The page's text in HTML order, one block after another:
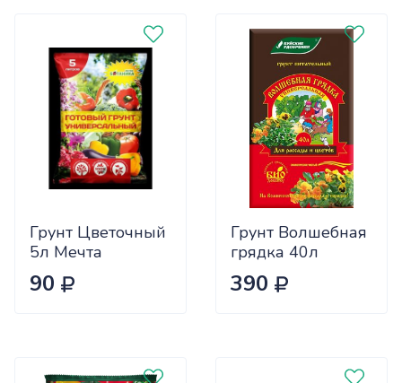
Грунт Цветочный
5л Мечта
Ботаника
(5/10/420/440)
90
Грунт Волшебная
грядка 40л
Универсал БХЗ
х40
390